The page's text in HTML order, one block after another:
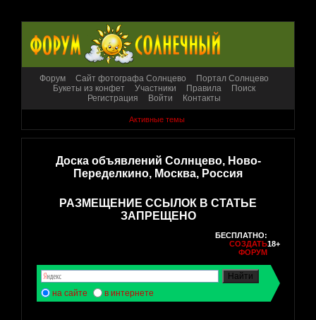
Форум Сайт фотографа Солнцево
Портал Солнцево
Букеты из конфет
Участники Правила
Поиск
Регистрация
Войти Контакты
Активные темы
Доска объявлений Солнцево, Ново-
Переделкино, Москва, Россия
РАЗМЕЩЕНИЕ ССЫЛОК В СТАТЬЕ
ЗАПРЕЩЕНО
БЕСПЛАТНО:
СОЗДАТЬ
ФОРУМ
18+
на сайте в интернете